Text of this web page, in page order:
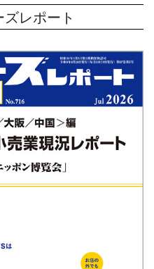
レポート